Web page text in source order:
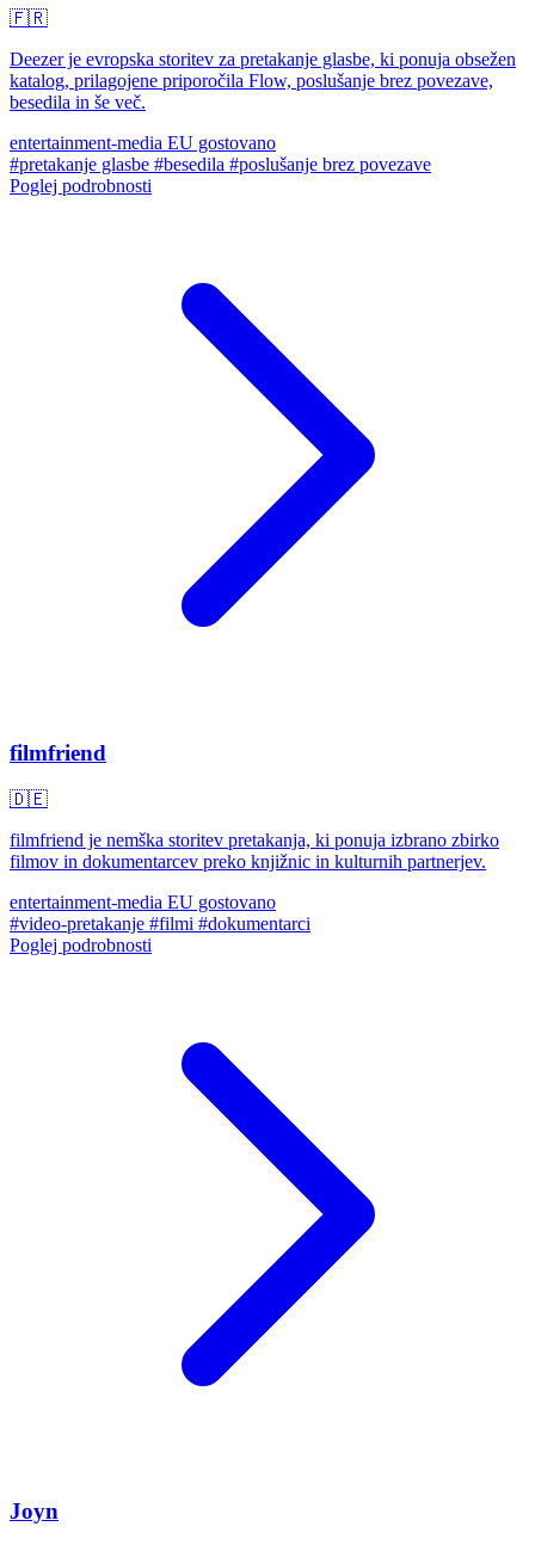
🇫🇷
Deezer je evropska storitev za pretakanje glasbe, ki ponuja obsežen
katalog, prilagojene priporočila Flow, poslušanje brez povezave,
besedila in še več.
entertainment-media EU gostovano
#pretakanje glasbe #besedila #poslušanje brez povezave
Poglej podrobnosti
filmfriend
🇩🇪
filmfriend je nemška storitev pretakanja, ki ponuja izbrano zbirko
filmov in dokumentarcev preko knjižnic in kulturnih partnerjev.
entertainment-media EU gostovano
#video-pretakanje #filmi #dokumentarci
Poglej podrobnosti
Joyn